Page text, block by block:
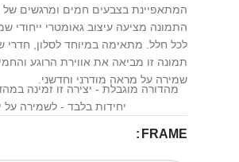
המתאפיינת בצבעים חמים ומרגשים של
התמונה מציעה עיצוב גאומטרי ייחודי
לכל חלל. מתאימה במיוחד לסלון, חדרי
תמונה זו מביאה את אווירת הרוגע
שמירה על מראה מודרני וחדשני.
יחידות בלבד - לשמירה על
FRAME